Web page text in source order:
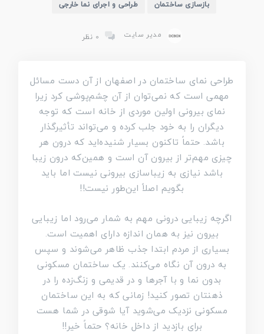
بازسازی ساختمان طراحی و اجرای نما خارجی
مدیر سایت 0 نظر
طراحی نمای ساختمان در اصفهان از آن دست مسائل
مهمی است که نمی‌توان از آن چشم‌پوشی کرد زیرا
نمای بیرونی اولین موردی از خانه است که توجه
دیگران را به خود جلب کرده و می‌تواند تأثیرگذار
باشد. حتماً تاکنون بسیار شنیده‌اید که درون هر
چیزی مهم‌تر از بیرون آن است و همین‌که درون زیبا
باشد نیازی به زیباسازی بیرونی نیست اما باید
بگویم اصلاً این‌طور نیست!!
اگرچه زیبایی درونی مهم به شمار می‌رود اما زیبایی
بیرون نیز به همان اندازه دارای اهمیت است.
بسیاری از مردم ابتدا جذب ظاهر می‌شوند و سپس
به درون آن نگاه می‌کنند. یک ساختمان مسکونی
بدون نما و با آجرها و در قدیمی و زنگ‌زده را در
ذهنتان تصور کنید! زمانی که به این ساختمان
مسکونی نزدیک می‌شوید آیا شوقی در شما هست
برای بازدید از داخل خانه؟ حتماً خیر!!